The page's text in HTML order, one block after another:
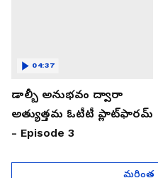
డాల్బీ అనుభవం ద్వారా
అత్యుత్తమ ఓటీటీ ప్లాట్‌ఫారమ్
- Episode 3
04:37
మరింత